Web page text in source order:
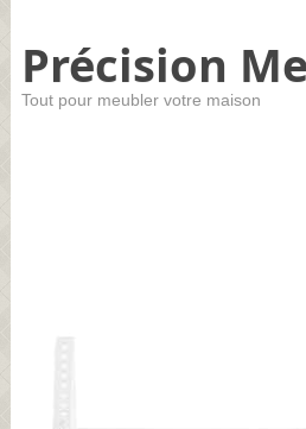
Précision
Tout pour meubler votre maison